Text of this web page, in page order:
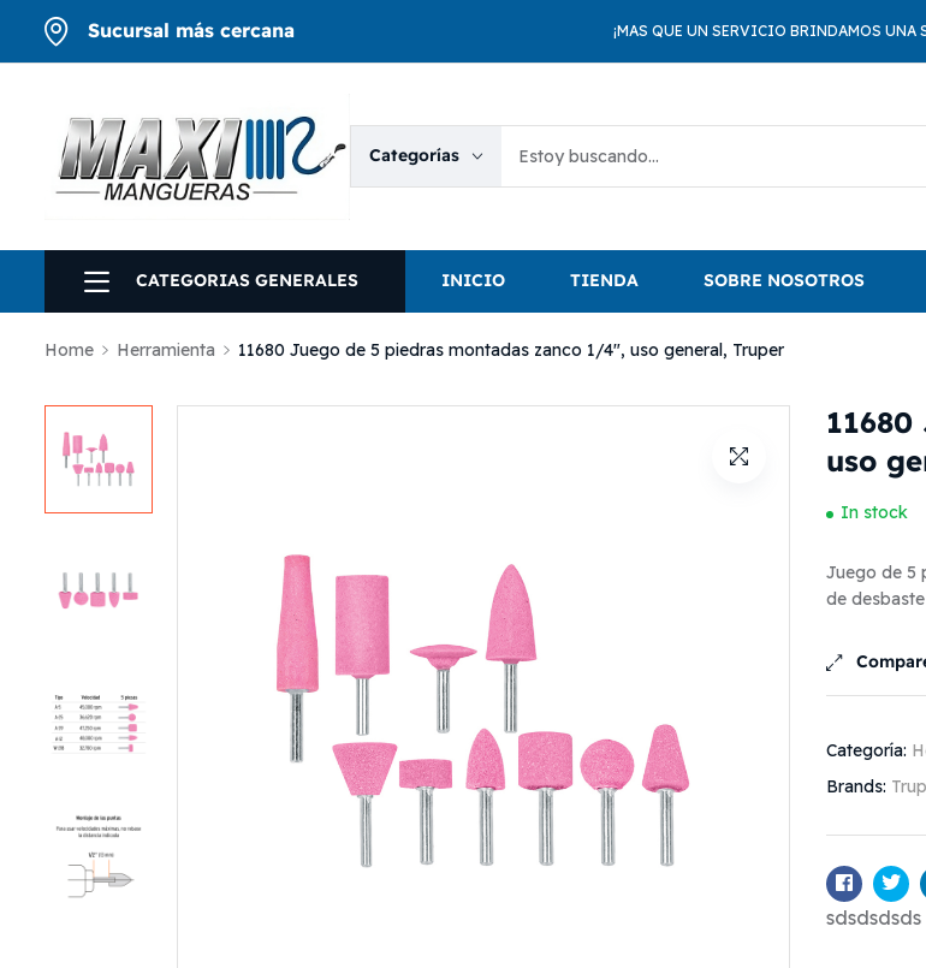
Sucursal más cercana ¡MAS QUE UN SERVICIO BRINDAMOS UNA
Categorías
CATEGORIAS GENERALES INICIO TIENDA SOBRE NOSOTROS
Home Herramienta 11680 Juego de 5 piedras montadas zanco 1/4″, uso general, Truper
uso
In stock
Juego de 5
de
Categoría:
Brands:
sdsdsdsds